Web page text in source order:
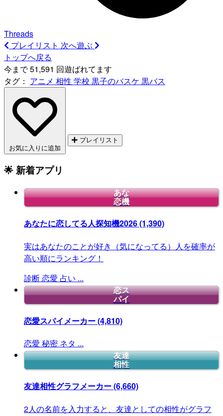
Threads
プレイリスト 次へ遊ぶ
トップへ戻る
今まで 51,591 回遊ばれてます
タグ： アニメ 相性 学校 黒子のバスケ 黒バス
お気に入りに追加
プレイリスト
🌟 新着アプリ
あな
恋機
あなたに恋してる人探知機2026(1,390)
実はあなたのことが好き（気になってる）人を確率が
高い順にランキング！
診断恋愛 占い ...
恋ス
パイ
恋愛スパイメーカー(4,810)
恋愛 秘密 ネタ ...
友達
相性
友達相性グラフメーカー(6,660)
2人の名前を入力すると、友達としての相性がグラフ